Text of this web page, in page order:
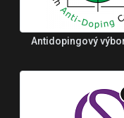
Antidopingový